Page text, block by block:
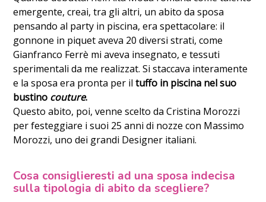
emergente, creai, tra gli altri, un abito da sposa
pensando al party in piscina, era spettacolare: il
gonnone in piquet aveva 20 diversi strati, come
Gianfranco Ferrè mi aveva insegnato, e tessuti
sperimentali da me realizzat. Si staccava interamente
e la sposa era pronta per iltuffo in piscina nel suo
bustino couture.
Questo abito, poi, venne scelto da Cristina Morozzi
per festeggiare i suoi 25 anni di nozze con Massimo
Morozzi, uno dei grandi Designer italiani.
Cosa consiglieresti ad una sposa indecisa
sulla tipologia di abito da scegliere?